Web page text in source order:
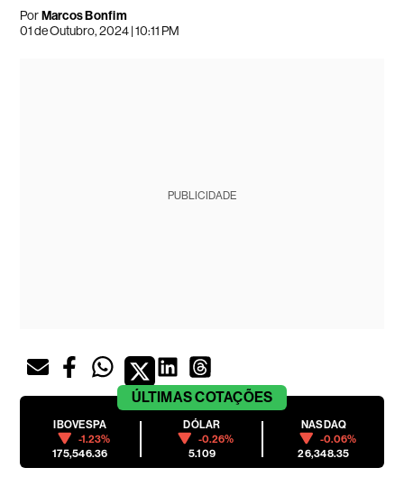
PorMarcos Bonfim
01 de Outubro, 2024 | 10:11 PM
PUBLICIDADE
ÚLTIMASCOTAÇÕES
IBOVESPA
-1.23%
175,546.36
DÓLAR
-0.26%
5.109
NASDAQ
-0.06%
26,348.35